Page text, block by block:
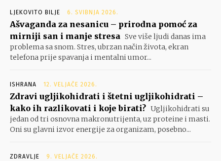
LJEKOVITO BILJE 6. SVIBNJA 2026.
Ašvaganda za nesanicu – prirodna pomoć za
mirniji san i manje stresa Sve više ljudi danas ima
problema sa snom. Stres, ubrzan način života, ekran
telefona prije spavanja i mentalni umor...
ISHRANA 12. VELJAČE 2026.
Zdravi ugljikohidrati i štetni ugljikohidrati –
kako ih razlikovati i koje birati? Ugljikohidrati su
jedan od tri osnovna makronutrijenta, uz proteine i masti.
Oni su glavni izvor energije za organizam, posebno...
ZDRAVLJE 9. VELJAČE 2026.